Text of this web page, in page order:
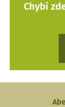
Chybí